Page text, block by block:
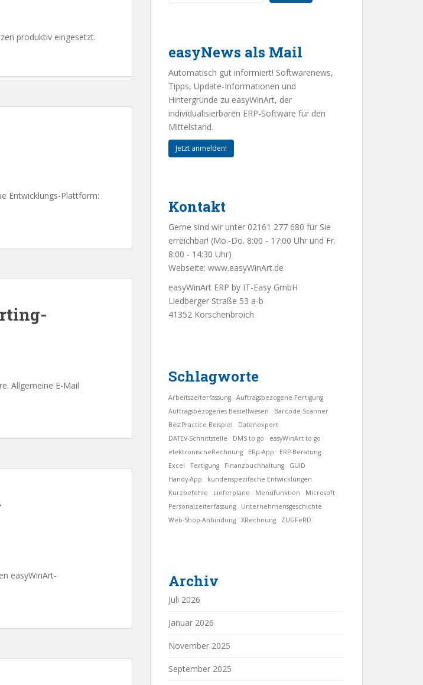
produktiv eingesetzt.
Entwicklungs-Plattform:
Allgemeine E-Mail
easyWinArt-
easyNews als Mail
Automatisch gut informiert! Softwarenews,
Tipps, Update-Informationen und
Hintergründe zu easyWinArt, der
individualisierbaren ERP-Software für den
Mittelstand.
Jetzt anmelden!
Kontakt
Gerne sind wir unter 02161 277 680 für Sie
erreichbar! (Mo.-Do. 8:00 - 17:00 Uhr und Fr.
8:00 - 14:30 Uhr)
Webseite: www.easyWinArt.de
easyWinArt ERP by IT-Easy GmbH
Liedberger Straße 53 a-b
41352 Korschenbroich
Schlagworte
Arbeitszeiterfassung
Auftragsbezogene Fertigung
Auftragsbezogenes Bestellwesen
Barcode-Scanner
BestPractice Beispiel
Datenexport
DATEV-Schnittstelle
DMS to go
easyWinArt to go
elektronischeRechnung
ERp-App
ERP-Beratung
Excel
Fertigung Finanzbuchhaltung
GUID
Handy-App
kundenspezifische Entwicklungen
Kurzbefehle
Lieferpläne Menüfunktion
Microsoft
Personalzeiterfassung
Unternehmensgeschichte
Web-Shop-Anbindung
XRechnung ZUGFeRD
Archiv
Juli 2026
Januar 2026
November 2025
September 2025